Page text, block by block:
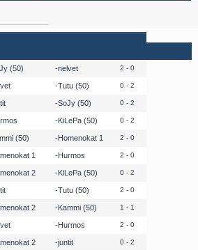
(50) nelvet 2 - 0
Tutu (50) 0 - 2
SoJy (50) 0 - 2
KiLePa (50) 0 - 2
(50) Homenokat 1 2 - 0
1 Hurmos 2 - 0
2 KiLePa (50) 0 - 2
Tutu (50) 2 - 0
2 Kammi (50) 1 - 1
Hurmos 2 - 0
2 juntit 0 - 2